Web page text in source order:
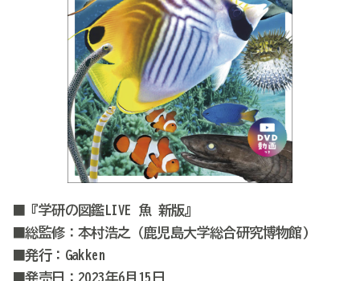
■『学研の図鑑LIVE 魚 新版』
■総監修： 本村浩之 （鹿児島大学総合研究博物館)
■発行：Gakken
■発売日：2023年6月15日